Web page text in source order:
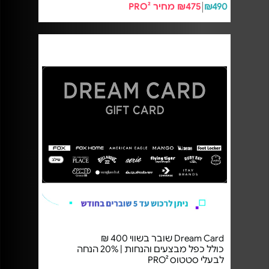
₪490 ₪475 מחיר PRO²
Dream Card שובר בשווי 400 ₪
כולל כפל מבצעים והנחות | 20% הנחה
לבעלי סטטוס PRO²